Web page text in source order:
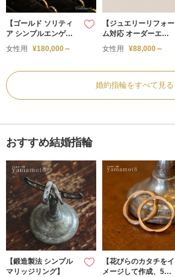
【ゴールド ソリティ
ア シンプルエンゲー
ジリング】
女性用 ¥180,000～
【ジュエリーリフォー
ム対応 オーダーエン
ゲージリング】
女性用 ¥88,000～
婚約指輪をすべて見る
おすすめ結婚指輪
【鍛造製法 シンプル
マリッジリング】
【花びらのカタチをイ
メージして作成、5pe